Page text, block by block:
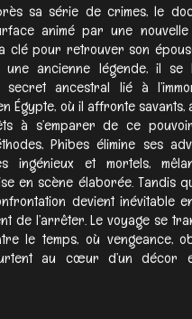
sa série de crimes, le
animé par une nouvelle
clé pour retrouver son
ancienne légende, il se
secret ancestral lié à
Égypte, où il affronte savants,
à s’emparer de ce
Phibes élimine ses
ingénieux et mortels,
en scène élaborée. Tandis
devient inévitable
de l’arrêter. Le voyage se
le temps, où vengeance,
au cœur d’un décor